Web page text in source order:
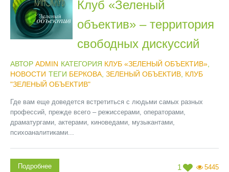
Клуб «Зеленый
объектив» – территория
свободных дискуссий
АВТОР ADMIN КАТЕГОРИЯ КЛУБ «ЗЕЛЕНЫЙ ОБЪЕКТИВ»
НОВОСТИ ТЕГИ БЕРКОВА ЗЕЛЕНЫЙ ОБЪЕКТИВ КЛУБ
"ЗЕЛЕНЫЙ ОБЪЕКТИВ"
Где вам еще доведется встретиться с людьми самых разных
профессий, прежде всего – режиссерами, операторами,
драматургами, актерами, киноведами, музыкантами,
психоаналитиками...
1 5445
Подробнее